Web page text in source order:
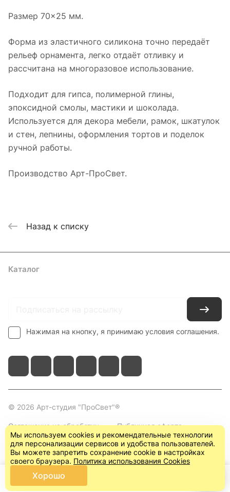
Размер 70×25 мм.
Форма из эластичного силикона точно передаёт
рельеф орнамента, легко отдаёт отливку и
рассчитана на многоразовое использование.
Подходит для гипса, полимерной глины,
эпоксидной смолы, мастики и шоколада.
Используется для декора мебели, рамок, шкатулок
и стен, лепнины, оформления тортов и поделок
ручной работы.
Производство Арт-ПроСвет.
Назад к списку
Каталог
Нажимая на кнопку, я принимаю условия соглашения.
© 2026 Арт-студия "ПроСвет"®
Соглашение на обработку
персональных данных
Публичная оферта
(пользовательское
соглашение)
Главная Каталог
Мы используем cookies и рекомендательные технологии
для персонализации сервисов и удобства пользователей.
Вы можете запретить сохранение cookie в настройках
своего браузера. Политика использования Cookies
Хорошо